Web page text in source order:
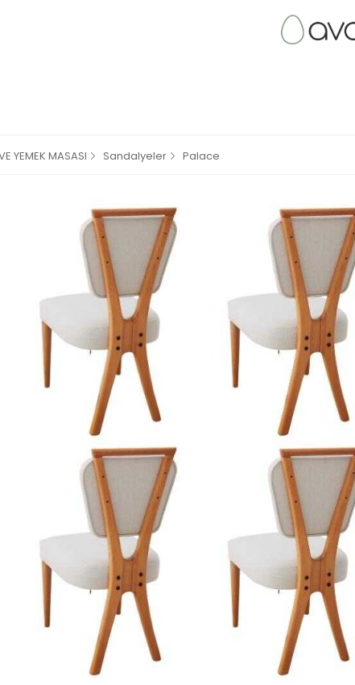
YEMEK MASASI Sandalyeler Palace